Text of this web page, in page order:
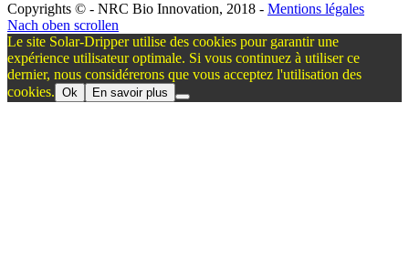
Copyrights © - NRC Bio Innovation, 2018 - Mentions légales
Nach oben scrollen
Le site Solar-Dripper utilise des cookies pour garantir une
expérience utilisateur optimale. Si vous continuez à utiliser ce
dernier, nous considérerons que vous acceptez l'utilisation des
cookies. Ok En savoir plus